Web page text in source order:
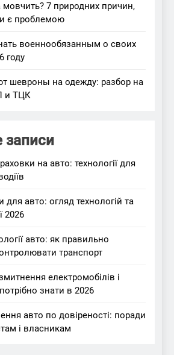
7 природних причин,
є проблемою
военнообязанным о своих
году
шевроны на одежду: разбор на
и ТЦК
записи
на авто: технології для
для авто: огляд технологій та
2026
авто: як правильно
транспорт
електромобілів і
знати в 2026
авто по довіреності: поради
і власникам